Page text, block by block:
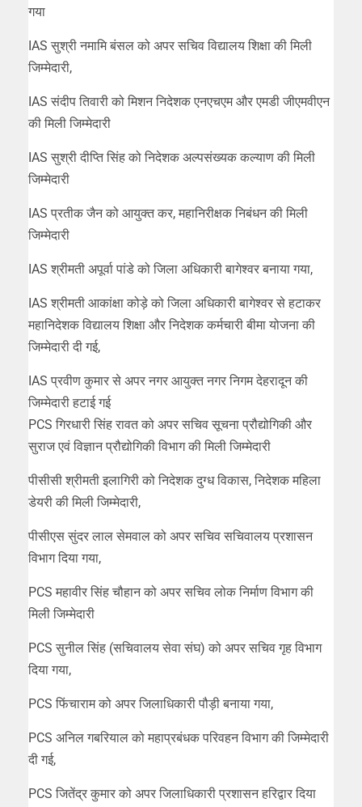
गया
IAS सुश्री नमामि बंसल को अपर सचिव विद्यालय शिक्षा की मिली
जिम्मेदारी,
IAS संदीप तिवारी को मिशन निदेशक एनएचएम और एमडी जीएमवीएन
की मिली जिम्मेदारी
IAS सुश्री दीप्ति सिंह को निदेशक अल्पसंख्यक कल्याण की मिली
जिम्मेदारी
IAS प्रतीक जैन को आयुक्त कर, महानिरीक्षक निबंधन की मिली
जिम्मेदारी
IAS श्रीमती अपूर्वा पांडे को जिला अधिकारी बागेश्वर बनाया गया,
IAS श्रीमती आकांक्षा कोड़े को जिला अधिकारी बागेश्वर से हटाकर
महानिदेशक विद्यालय शिक्षा और निदेशक कर्मचारी बीमा योजना की
जिम्मेदारी दी गई,
IAS प्रवीण कुमार से अपर नगर आयुक्त नगर निगम देहरादून की
जिम्मेदारी हटाई गई
PCS गिरधारी सिंह रावत को अपर सचिव सूचना प्रौद्योगिकी और
सुराज एवं विज्ञान प्रौद्योगिकी विभाग की मिली जिम्मेदारी
पीसीसी श्रीमती इलागिरी को निदेशक दुग्ध विकास, निदेशक महिला
डेयरी की मिली जिम्मेदारी,
पीसीएस सुंदर लाल सेमवाल को अपर सचिव सचिवालय प्रशासन
विभाग दिया गया,
PCS महावीर सिंह चौहान को अपर सचिव लोक निर्माण विभाग की
मिली जिम्मेदारी
PCS सुनील सिंह (सचिवालय सेवा संघ) को अपर सचिव गृह विभाग
दिया गया,
PCS फिंचाराम को अपर जिलाधिकारी पौड़ी बनाया गया,
PCS अनिल गबरियाल को महाप्रबंधक परिवहन विभाग की जिम्मेदारी
दी गई,
PCS जितेंद्र कुमार को अपर जिलाधिकारी प्रशासन हरिद्वार दिया